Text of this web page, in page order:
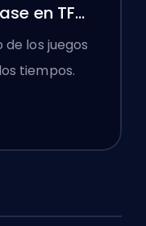
en TFT
los juegos
tiempos.